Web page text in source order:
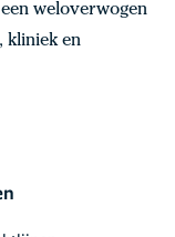
weloverwogen
kliniek en